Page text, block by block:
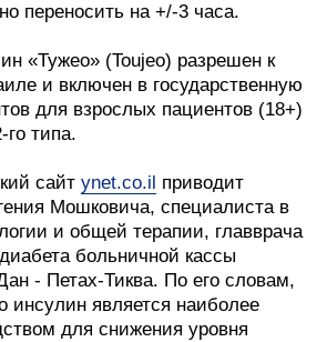
переносить на +/-3 часа.
«Тужео» (Toujeo) разрешен к
и включен в государственную
для взрослых пациентов (18+)
типа.
сайт ynet.co.il приводит
Мошковича, специалиста в
и общей терапии, главврача
больничной кассы
- Петах-Тиква. По его словам,
инсулин является наиболее
для снижения уровня